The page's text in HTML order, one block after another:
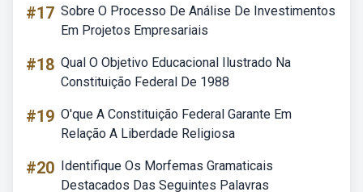
#17 Sobre O Processo De Análise De Investimentos
Em Projetos Empresariais
#18 Qual O Objetivo Educacional Ilustrado Na
Constituição Federal De 1988
#19 O'que A Constituição Federal Garante Em
Relação A Liberdade Religiosa
#20 Identifique Os Morfemas Gramaticais
Destacados Das Seguintes Palavras